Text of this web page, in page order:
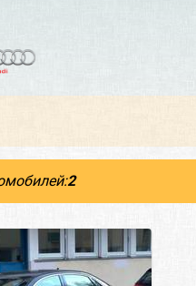
2